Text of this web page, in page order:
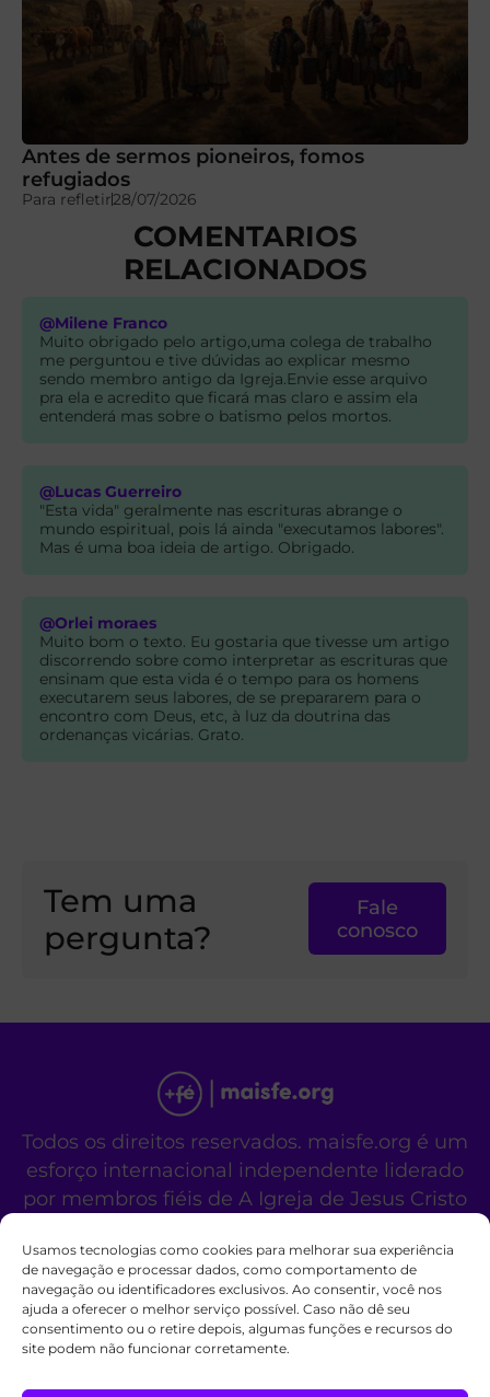
Usamos tecnologias como cookies para melhorar sua experiência
de navegação e processar dados, como comportamento de
navegação ou identificadores exclusivos. Ao consentir, você nos
ajuda a oferecer o melhor serviço possível. Caso não dê seu
consentimento ou o retire depois, algumas funções e recursos do
site podem não funcionar corretamente.
Antes de sermos pioneiros, fomos
refugiados
Para refletir28/07/2026
COMENTARIOS
RELACIONADOS
@Milene Franco
Muito obrigado pelo artigo,uma colega de trabalho
me perguntou e tive dúvidas ao explicar mesmo
sendo membro antigo da Igreja.Envie esse arquivo
pra ela e acredito que ficará mas claro e assim ela
entenderá mas sobre o batismo pelos mortos.
@Lucas Guerreiro
"Esta vida" geralmente nas escrituras abrange o
mundo espiritual, pois lá ainda "executamos labores".
Mas é uma boa ideia de artigo. Obrigado.
@Orlei moraes
Muito bom o texto. Eu gostaria que tivesse um artigo
discorrendo sobre como interpretar as escrituras que
ensinam que esta vida é o tempo para os homens
executarem seus labores, de se prepararem para o
encontro com Deus, etc, à luz da doutrina das
ordenanças vicárias. Grato.
Tem uma
pergunta?
Fale
conosco
Todos os direitos reservados. maisfe.org é um
esforço internacional independente liderado
por membros fiéis de A Igreja de Jesus Cristo
Este site não é um site oficial da organização
religiosa mencionada acima.
Fale Conosco Políticas de Cookies